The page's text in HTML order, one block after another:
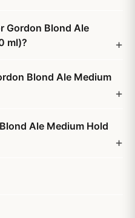
Gordon Blond Ale
ml)?
Blond Ale Medium
Ale Medium Hold